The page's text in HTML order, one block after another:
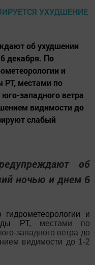
об ухудшении
декабря. По
и
РТ, местами по
западного ветра
видимости до
слабый
об
ночью и днем 6
гидрометеорологии и
РТ, местами по
западного ветра до
видимости до 1-2